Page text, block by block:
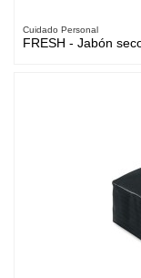
Cuidado Personal
FRESH - Jabón